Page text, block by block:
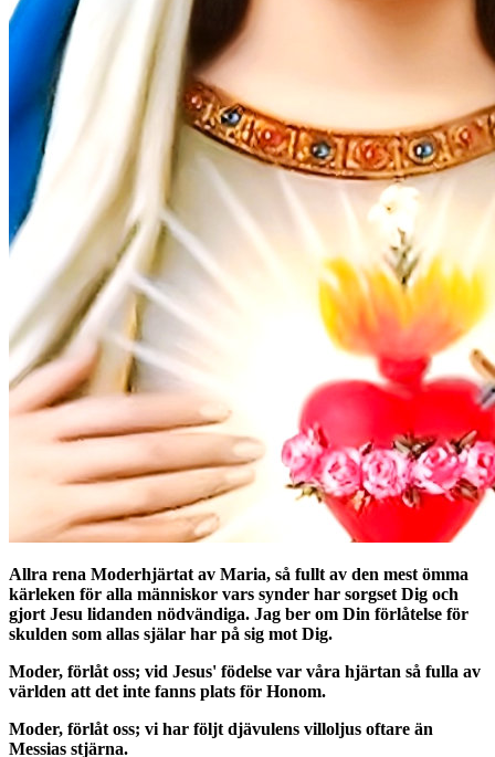
Allra rena Moderhjärtat av Maria, så fullt av den mest ömma
kärleken för alla människor vars synder har sorgset Dig och
gjort Jesu lidanden nödvändiga. Jag ber om Din förlåtelse för
skulden som allas själar har på sig mot Dig.
Moder, förlåt oss; vid Jesus' födelse var våra hjärtan så fulla av
världen att det inte fanns plats för Honom.
Moder, förlåt oss; vi har följt djävulens villoljus oftare än
Messias stjärna.